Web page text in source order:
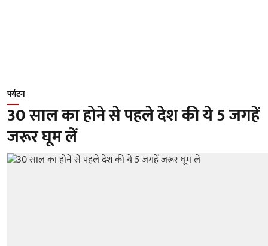
पर्यटन
30 साल का होने से पहले देश की ये 5 जगहें
जरूर घूम लें